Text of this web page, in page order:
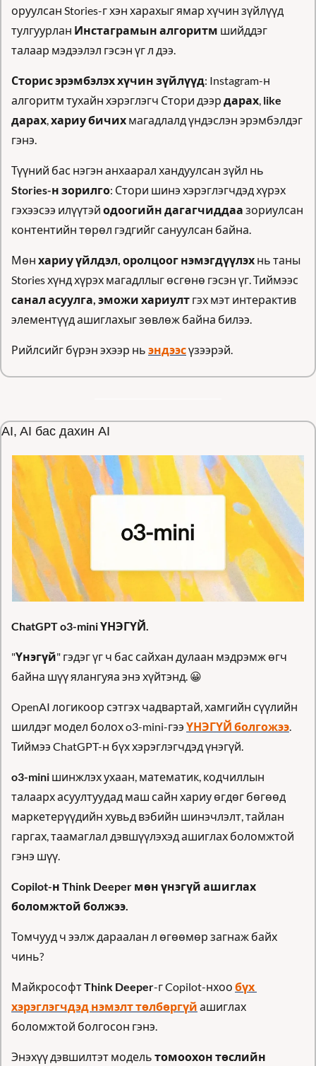
оруулсан Stories-г хэн харахыг ямар хүчин зүйлүүд
тулгуурлан Инстаграмын алгоритм шийддэг
талаар мэдээлэл гэсэн үг л дээ.
Сторис эрэмбэлэх хүчин зүйлүүд: Instagram-н
алгоритм тухайн хэрэглэгч Стори дээр дарах, like
дарах, хариу бичих магадлалд үндэслэн эрэмбэлдэг
гэнэ.
Stories-н зорилго: Стори шинэ хэрэглэгчдэд хүрэх
гэхээсээ илүүтэй одоогийн дагагчиддаа зориулсан
контентийн төрөл гэдгийг сануулсан байна.
Мөн хариу үйлдэл, оролцоог нэмэгдүүлэх нь таны
санал асуулга, эможи хариулт гэх мэт интерактив
элементүүд ашиглахыг зөвлөж байна билээ.
Рийлсийг бүрэн эхээр нь эндээс үзээрэй.
AI, AI бас дахин AI
ChatGPT o3-mini ҮНЭГҮЙ.
"Үнэгүй" гэдэг үг ч бас сайхан дулаан мэдрэмж өгч
байна шүү ялангуяа энэ хүйтэнд. 😀
OpenAI логикоор сэтгэх чадвартай, хамгийн сүүлийн
шилдэг модел болох o3-mini-гээ ҮНЭГҮЙ болгожээ.
Тиймээ ChatGPT-н бүх хэрэглэгчдэд үнэгүй.
o3-mini шинжлэх ухаан, математик, кодчиллын
талаарх асуултуудад маш сайн хариу өгдөг бөгөөд
маркетерүүдийн хувьд вэбийн шинэчлэлт, тайлан
гаргах, таамаглал дэвшүүлэхэд ашиглах боломжтой
гэнэ шүү.
Copilot-н Think Deeper мөн үнэгүй ашиглах
боломжтой болжээ.
Томчууд ч ээлж дараалан л өгөөмөр загнаж байх
чинь?
Майкрософт Think Deeper-г Copilot-нхоо бүх
хэрэглэгчдэд нэмэлт төлбөргүй ашиглах
боломжтой болгосон гэнэ.
Энэхүү дэвшилтэт модель томоохон төслийн